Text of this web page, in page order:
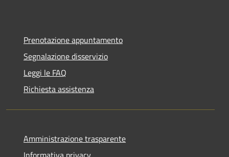
Prenotazione appuntamento
Segnalazione disservizio
Leggi le FAQ
Richiesta assistenza
Amministrazione trasparente